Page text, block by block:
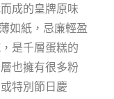
成的皇牌原味
如紙，忌廉輕盈
是千層蛋糕的
也擁有很多粉
特別節日慶